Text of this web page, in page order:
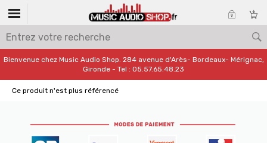
Bienvenue chez Music Audio Shop. 284 avenue d'Arès- Bordeaux- Mérignac,
Gironde - Tel : 05.57.65.48.23
Ce produit n'est plus référencé